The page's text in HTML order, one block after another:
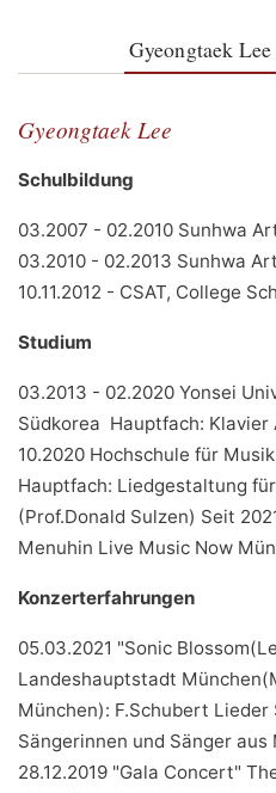
Gyeongtaek Lee
Gyeongtaek Lee
Schulbildung
03.2007 - 02.2010 Sunhwa
03.2010 - 02.2013 Sunhwa
10.11.2012 - CSAT, College
Studium
03.2013 - 02.2020 Yonsei
Südkorea Hauptfach: Klavier
10.2020 Hochschule für
Hauptfach: Liedgestaltung
(Prof.Donald Sulzen) Seit
Menuhin Live Music Now
Konzerterfahrungen
05.03.2021 "Sonic
Landeshauptstadt
München): F.Schubert
Sängerinnen und Sänger
28.12.2019 "Gala Concert"